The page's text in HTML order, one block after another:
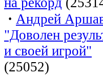
· Андрей
"Доволен
и своей игрой"
(25052)